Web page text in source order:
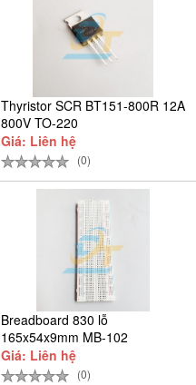
Thyristor SCR BT151-800R 12A
800V TO-220
Giá: Liên hệ
(0)
Breadboard 830 lỗ
165x54x9mm MB-102
Giá: Liên hệ
(0)